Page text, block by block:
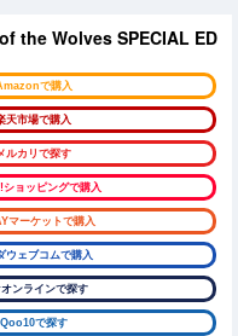
the Wolves SPECIAL ED
で購入
天市場で購入
ルカリで探す
ョッピングで購入
マーケットで購入
ウェブコムで購入
ンラインで探す
Qoo10で探す